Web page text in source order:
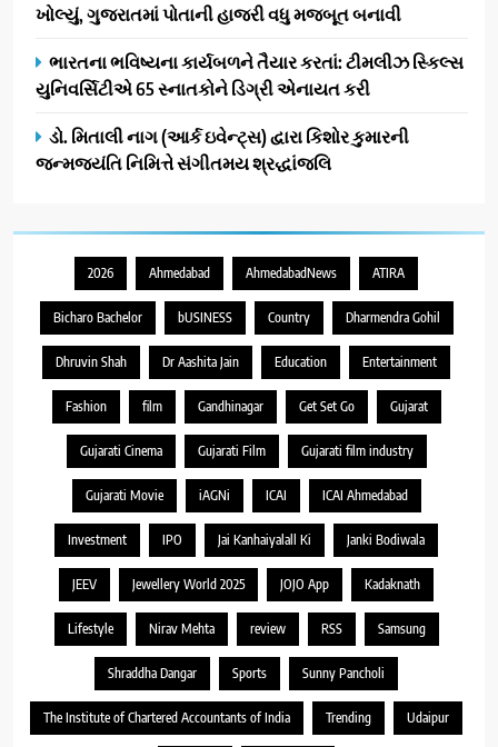
ખોલ્યું, ગુજરાતમાં પોતાની હાજરી વધુ મજબૂત બનાવી
ભારતના ભવિષ્યના કાર્યબળને તૈયાર કરતાં: ટીમલીઝ સ્કિલ્સ
યુનિવર્સિટીએ 65 સ્નાતકોને ડિગ્રી એનાયત કરી
ડો. મિતાલી નાગ (આર્ક ઇવેન્ટ્સ) દ્વારા કિશોર કુમારની
જન્મજયંતિ નિમિત્તે સંગીતમય શ્રદ્ધાંજલિ
2026 Ahmedabad AhmedabadNews ATIRA
Bicharo Bachelor bUSINESS Country Dharmendra Gohil
Dhruvin Shah Dr Aashita Jain Education Entertainment
Fashion film Gandhinagar Get Set Go Gujarat
Gujarati Cinema Gujarati Film Gujarati film industry
Gujarati Movie iAGNi ICAI ICAI Ahmedabad
Investment IPO Jai Kanhaiyalall Ki Janki Bodiwala
JEEV Jewellery World 2025 JOJO App Kadaknath
Lifestyle Nirav Mehta review RSS Samsung
Shraddha Dangar Sports Sunny Pancholi
The Institute of Chartered Accountants of India Trending Udaipur